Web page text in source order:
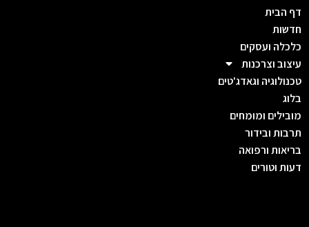
דף הבית
חדשות
כלכלה ועסקים
עיצוב וצרכנות
טכנולוגיה וגאדג'טים
בלוג
מובילים ומומחים
תרבות ובידור
בריאות ורפואה
דעות וטורים